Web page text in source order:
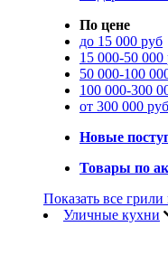
По цене
до 15 000 руб
15 000-50 000
50 000-100
100 000-300
от 300 000 руб
Новые
Товары по
Показать все
Уличные кухни